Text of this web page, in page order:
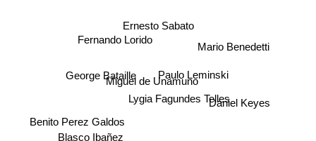
Ernesto Sabato
Miguel de Unamuno
Fernando Lorido
Lygia Fagundes Telles
Paulo Leminski
George Bataille
Mario Benedetti
Daniel Keyes
Blasco Ibañez
Benito Perez Galdos